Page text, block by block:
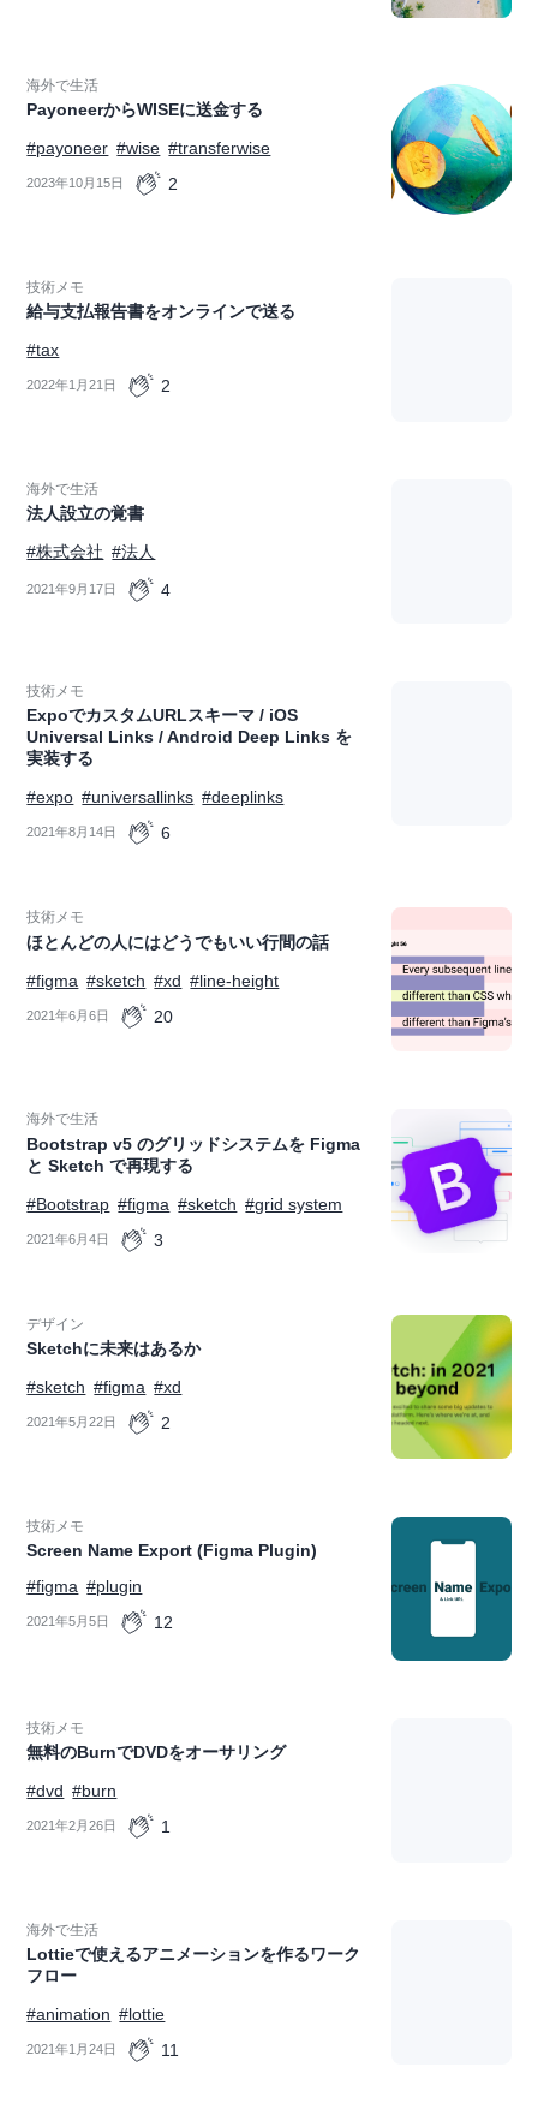
海外で生活
PayoneerからWISEに送金する
#payoneer #wise #transferwise
2023年10月15日 2
技術メモ
給与支払報告書をオンラインで送る
#tax
2022年1月21日 2
海外で生活
法人設立の覚書
#株式会社 #法人
2021年9月17日 4
技術メモ
ExpoでカスタムURLスキーマ / iOS
Universal Links / Android Deep Links を
実装する
#expo #universallinks #deeplinks
2021年8月14日 6
技術メモ
ほとんどの人にはどうでもいい行間の話
#figma #sketch #xd #line-height
2021年6月6日 20
海外で生活
Bootstrap v5 のグリッドシステムを Figma
と Sketch で再現する
#Bootstrap #figma #sketch #grid system
2021年6月4日 3
デザイン
Sketchに未来はあるか
#sketch #figma #xd
2021年5月22日 2
技術メモ
Screen Name Export (Figma Plugin)
#figma #plugin
2021年5月5日 12
技術メモ
無料のBurnでDVDをオーサリング
#dvd #burn
2021年2月26日 1
海外で生活
Lottieで使えるアニメーションを作るワーク
フロー
#animation #lottie
2021年1月24日 11